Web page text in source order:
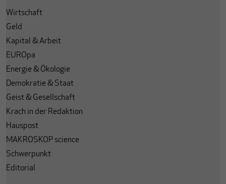
Wirtschaft
Geld
Kapital & Arbeit
EUROpa
Energie & Ökologie
Demokratie & Staat
Geist & Gesellschaft
Krach in der Redaktion
Hauspost
MAKROSKOP science
Schwerpunkt
Editorial